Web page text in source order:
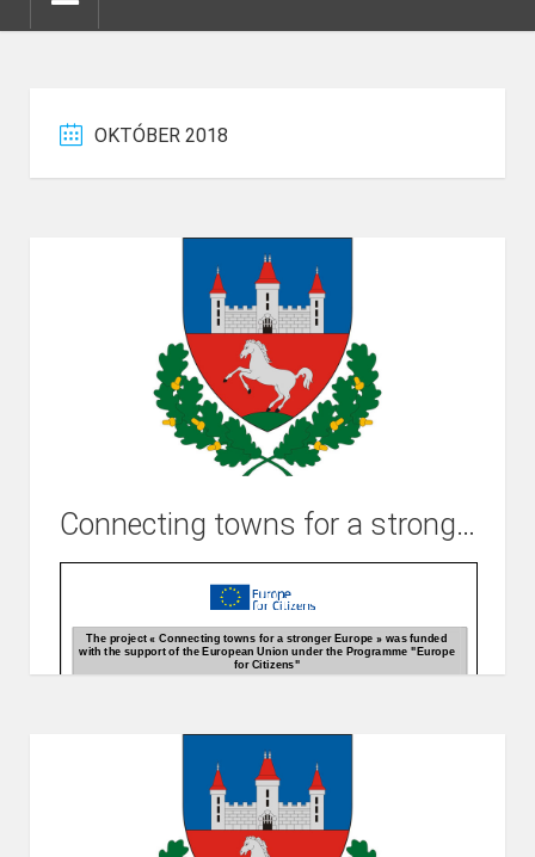
OKTÓBER 2018
Connecting towns for a stronger Europe